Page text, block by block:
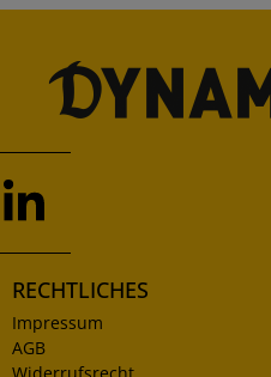
RECHTLICHES
Impressum
AGB